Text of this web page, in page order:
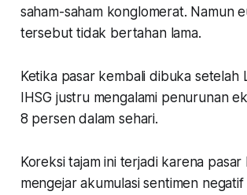
saham-saham konglomerat. Namun
tersebut tidak bertahan lama.
Ketika pasar kembali dibuka setelah
IHSG justru mengalami penurunan
8 persen dalam sehari.
Koreksi tajam ini terjadi karena pasar
mengejar akumulasi sentimen